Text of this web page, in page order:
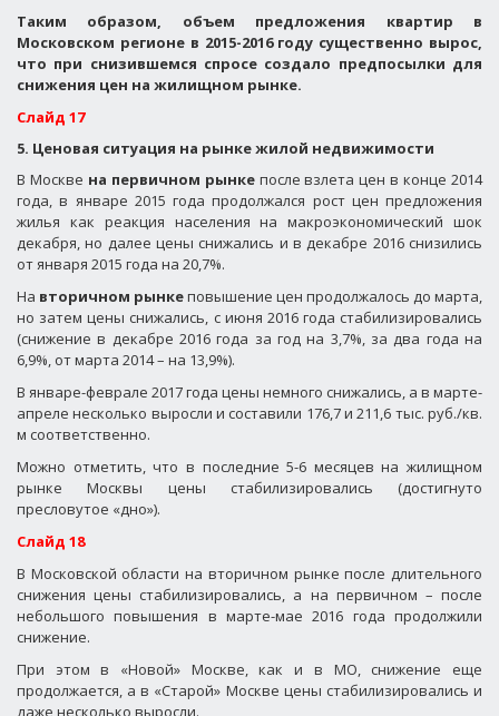
Таким образом, объем предложения квартир в
Московском регионе в 2015-2016 году существенно вырос,
что при снизившемся спросе создало предпосылки для
снижения цен на жилищном рынке.
Слайд 17
5. Ценовая ситуация на рынке жилой недвижимости
В Москве на первичном рынкепосле взлета цен в конце 2014
года, в январе 2015 года продолжался рост цен предложения
жилья как реакция населения на макроэкономический шок
декабря, но далее цены снижались и в декабре 2016 снизились
от января 2015 года на 20,7%.
На вторичном рынкеповышение цен продолжалось до марта,
но затем цены снижались, с июня 2016 года стабилизировались
(снижение в декабре 2016 года за год на 3,7%, за два года на
6,9%, от марта 2014 – на 13,9%).
В январе-феврале 2017 года цены немного снижались, а в марте-
апреле несколько выросли и составили 176,7 и 211,6 тыс. руб./кв.
м соответственно.
Можно отметить, что в последние 5-6 месяцев на жилищном
рынке Москвы цены стабилизировались (достигнуто
пресловутое «дно»).
Слайд 18
В Московской области на вторичном рынке после длительного
снижения цены стабилизировались, а на первичном – после
небольшого повышения в марте-мае 2016 года продолжили
снижение.
При этом в «Новой» Москве, как и в МО, снижение еще
продолжается, а в «Старой» Москве цены стабилизировались и
даже несколько выросли.